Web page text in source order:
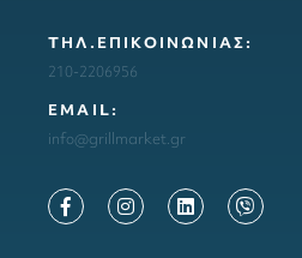
ΤΗΛ.ΕΠΙΚΟΙΝΩΝΙΑΣ:
210-2206956
ΕΜΑΙL:
info@grillmarket.gr